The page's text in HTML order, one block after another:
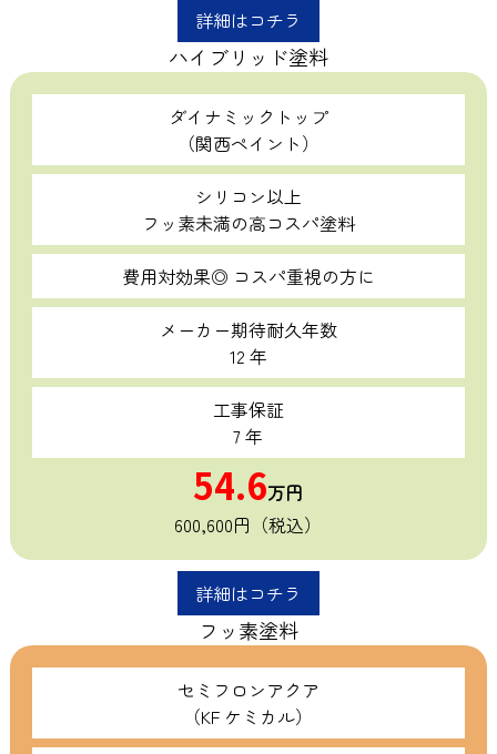
詳細はコチラ
ハイブリッド塗料
ダイナミックトップ
（関西ペイント）
シリコン以上
フッ素未満の高コスパ塗料
費用対効果◎ コスパ重視の方に
メーカー期待耐久年数
12 年
工事保証
7 年
54.6万円
600,600円（税込）
詳細はコチラ
フッ素塗料
セミフロンアクア
（KF ケミカル）